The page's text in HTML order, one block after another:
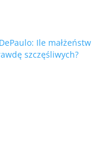
Ile małżeństw
szczęśliwych?